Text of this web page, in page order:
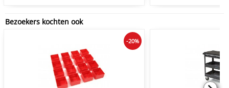
Bezoekers kochten ook
-20%